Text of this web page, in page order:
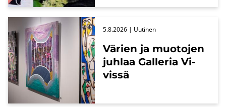
Vä­rien ja muo­to­jen
juh­laa Gal­le­ria Vi­
vis­sä
5.8.2026 | Uu­ti­nen